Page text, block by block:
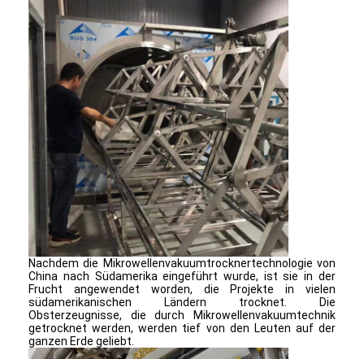
Fabrik Tour
Qualitätskontrolle
Kontakt
Nachrichten
Alle Fälle
Zentrifugaler HochgeschwindigkeitsSprühtrockner
Vibrierender Wirbelschichttrockner
Mikrowellen-Vakuumtrockner
Druck-Sprühtrockner
Nachdem die Mikrowellenvakuumtrocknertechnologie von
China nach Südamerika eingeführt wurde, ist sie in der
Frucht angewendet worden, die Projekte in vielen
südamerikanischen Ländern trocknet. Die
Obsterzeugnisse, die durch Mikrowellenvakuumtechnik
getrocknet werden, werden tief von den Leuten auf der
ganzen Erde geliebt.